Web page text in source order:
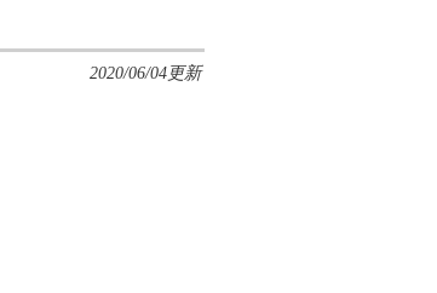
2020/06/04更新